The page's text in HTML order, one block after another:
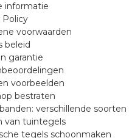
informatie
Policy
voorwaarden
beleid
garantie
voorbeelden
bestraten
verschillende soorten
van tuintegels
tegels schoonmaken